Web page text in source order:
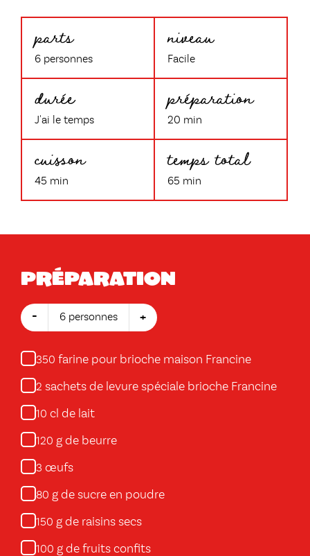
parts
6 personnes
niveau
Facile
durée
J'ai le temps
préparation
20 min
cuisson
45 min
temps total
65 min
Préparation
- 6 personnes +
350 farine pour brioche maison Francine
2 sachets de levure spéciale brioche Francine
10 cl de lait
120 g de beurre
3 œufs
80 g de sucre en poudre
150 g de raisins secs
100 g de fruits confits